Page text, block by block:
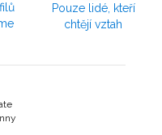
Pouze lidé, kteří
chtějí vztah